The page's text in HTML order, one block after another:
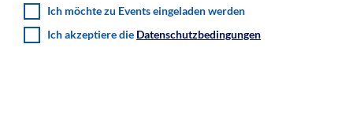
Ich möchte zu Events eingeladen werden
Ich akzeptiere die Datenschutzbedingungen